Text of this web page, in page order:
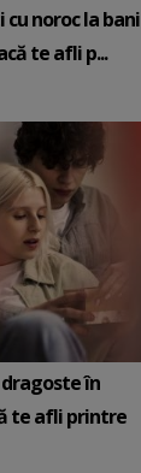
noroc la bani
te afli p...
dragoste în
te afli printre